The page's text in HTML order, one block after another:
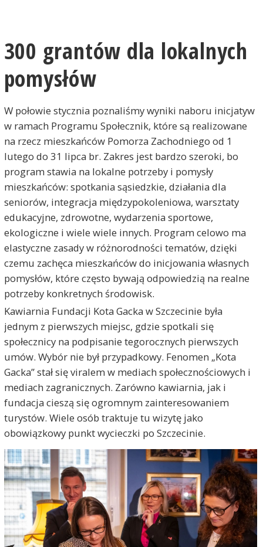
300 grantów dla lokalnych
pomysłów
W połowie stycznia poznaliśmy wyniki naboru inicjatyw
w ramach Programu Społecznik, które są realizowane
na rzecz mieszkańców Pomorza Zachodniego od 1
lutego do 31 lipca br. Zakres jest bardzo szeroki, bo
program stawia na lokalne potrzeby i pomysły
mieszkańców: spotkania sąsiedzkie, działania dla
seniorów, integracja międzypokoleniowa, warsztaty
edukacyjne, zdrowotne, wydarzenia sportowe,
ekologiczne i wiele wiele innych. Program celowo ma
elastyczne zasady w różnorodności tematów, dzięki
czemu zachęca mieszkańców do inicjowania własnych
pomysłów, które często bywają odpowiedzią na realne
potrzeby konkretnych środowisk.
Kawiarnia Fundacji Kota Gacka w Szczecinie była
jednym z pierwszych miejsc, gdzie spotkali się
społecznicy na podpisanie tegorocznych pierwszych
umów. Wybór nie był przypadkowy. Fenomen „Kota
Gacka” stał się viralem w mediach społecznościowych i
mediach zagranicznych. Zarówno kawiarnia, jak i
fundacja cieszą się ogromnym zainteresowaniem
turystów. Wiele osób traktuje tu wizytę jako
obowiązkowy punkt wycieczki po Szczecinie.